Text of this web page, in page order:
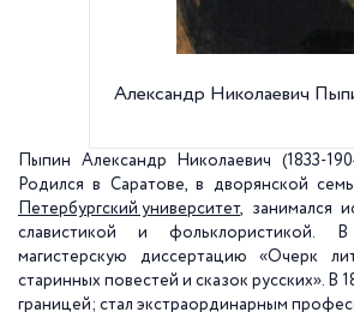
Александр Николаевич
Пыпин Александр Николаевич (1833-
Родился в Саратове, в дворянской
Петербургский университет, занимался
славистикой и фольклористикой.
магистерскую диссертацию «Очерк
старинных повестей и сказок русских». В
границей; стал экстраординарным